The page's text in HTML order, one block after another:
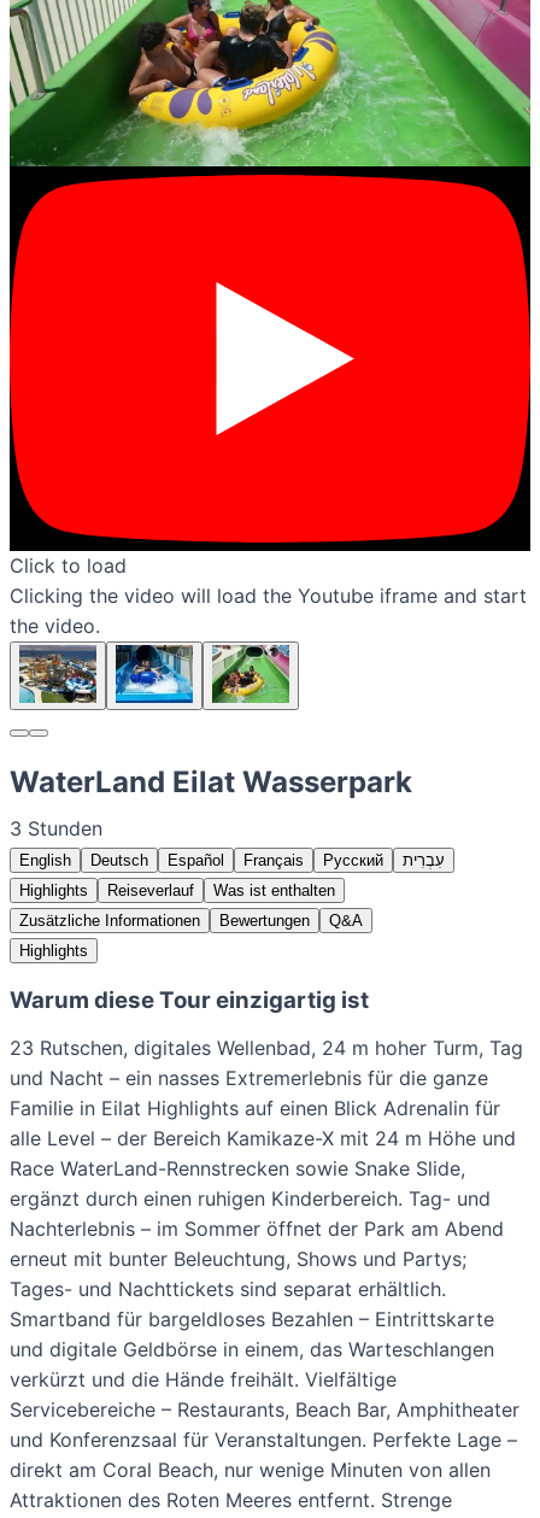
Click to load
Clicking the video will load the Youtube iframe and start
the video.
WaterLand Eilat Wasserpark
3 Stunden
English Deutsch Español Français Русский
עִבְרִית
Highlights
Reiseverlauf
Was ist enthalten
Zusätzliche Informationen
Bewertungen
Q&A
Highlights
Warum diese Tour einzigartig ist
23 Rutschen, digitales Wellenbad, 24 m hoher Turm, Tag
und Nacht – ein nasses Extremerlebnis für die ganze
Familie in Eilat Highlights auf einen Blick Adrenalin für
alle Level – der Bereich Kamikaze-X mit 24 m Höhe und
Race WaterLand-Rennstrecken sowie Snake Slide,
ergänzt durch einen ruhigen Kinderbereich. Tag- und
Nachterlebnis – im Sommer öffnet der Park am Abend
erneut mit bunter Beleuchtung, Shows und Partys;
Tages- und Nachttickets sind separat erhältlich.
Smartband für bargeldloses Bezahlen – Eintrittskarte
und digitale Geldbörse in einem, das Warteschlangen
verkürzt und die Hände freihält. Vielfältige
Servicebereiche – Restaurants, Beach Bar, Amphitheater
und Konferenzsaal für Veranstaltungen. Perfekte Lage –
direkt am Coral Beach, nur wenige Minuten von allen
Attraktionen des Roten Meeres entfernt. Strenge